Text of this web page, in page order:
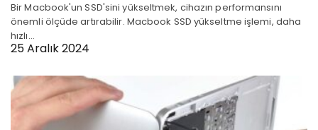
Bir Macbook'un SSD'sini yükseltmek, cihazın performansını
önemli ölçüde artırabilir. Macbook SSD yükseltme işlemi, daha
hızlı…
25 Aralık 2024